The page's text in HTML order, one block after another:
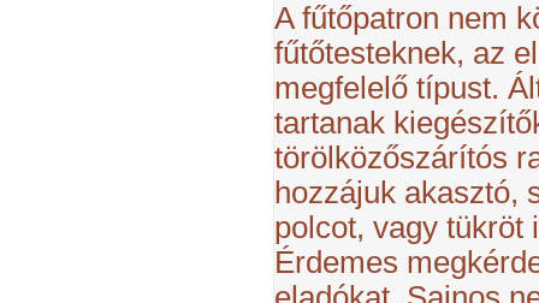
A fűtőpatron nem
fűtőtesteknek, az
megfelelő típust.
tartanak
törölközőszárítós
hozzájuk akasztó,
polcot, vagy tükröt
Érdemes